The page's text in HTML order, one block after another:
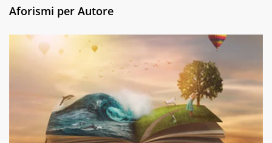
Aforismi per Autore